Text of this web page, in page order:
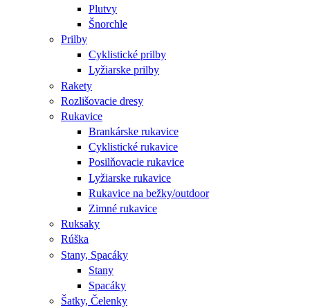
Plutvy
Šnorchle
Prilby
Cyklistické prilby
Lyžiarske prilby
Rakety
Rozlišovacie dresy
Rukavice
Brankárske rukavice
Cyklistické rukavice
Posilňovacie rukavice
Lyžiarske rukavice
Rukavice na bežky/outdoor
Zimné rukavice
Ruksaky
Rúška
Stany, Spacáky
Stany
Spacáky
Šatky, Čelenky